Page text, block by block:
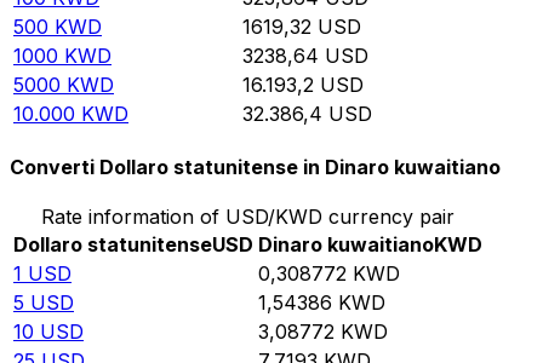
500 KWD 1619,32 USD
1000 KWD 3238,64 USD
5000 KWD 16.193,2 USD
10.000 KWD 32.386,4 USD
Converti Dollaro statunitense in Dinaro kuwaitiano
Rate information of USD/KWD currency pair
Dollaro statunitenseUSD Dinaro kuwaitianoKWD
1 USD 0,308772 KWD
5 USD 1,54386 KWD
10 USD 3,08772 KWD